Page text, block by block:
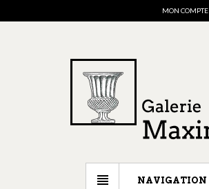
MON COMPTE
NAVIGATION